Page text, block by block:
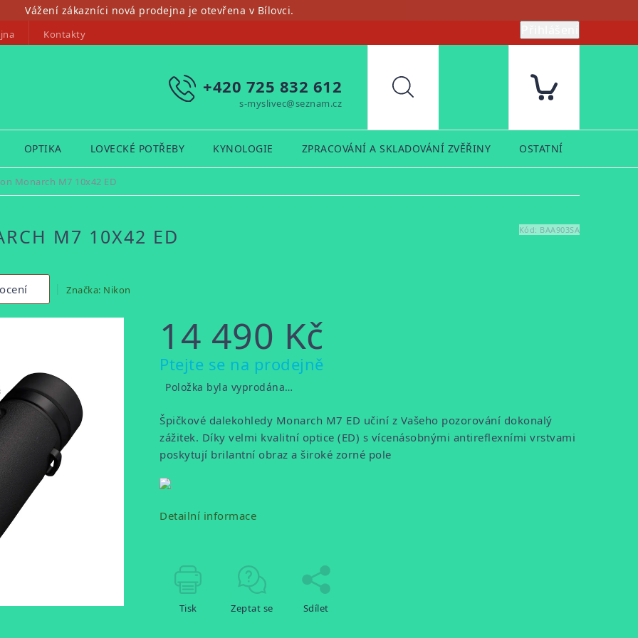
Vážení zákazníci nová prodejna je otevřena v Bílovci.
Kontakty
+420 725 832 612
s-myslivec@seznam.cz
Hledat
OPTIKA LOVECKÉ POTŘEBY KYNOLOGIE ZPRACOVÁNÍ A SKLADOVÁNÍ ZVĚŘINY OSTATNÍ
Monarch M7 10x42 ED
M7 10X42 ED Kód: BAA903SA
Značka: Nikon
14 490 Kč
Měrná
cena:
Ptejte se na prodejně
Položka byla vyprodána…
Špičkové dalekohledy Monarch M7 ED učiní z Vašeho pozorování dokonalý
zážitek. Díky velmi kvalitní optice (ED) s vícenásobnými antireflexními vrstvami
poskytují brilantní obraz a široké zorné pole
Detailní informace
Tisk Zeptat se Sdílet